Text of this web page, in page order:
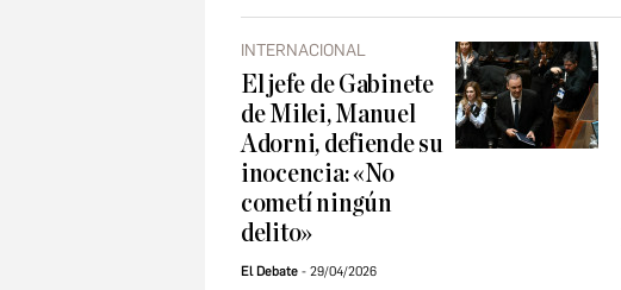
INTERNACIONAL
El jefe de Gabinete
de Milei, Manuel
Adorni, defiende su
inocencia: «No
cometí ningún
delito»
El Debate 29/04/2026